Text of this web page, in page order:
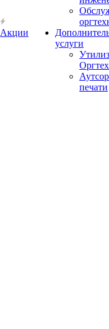
Акции
услуги
печати